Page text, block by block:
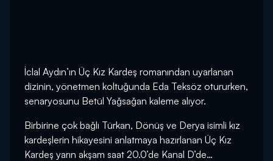
İclal Aydın’ın Üç Kız Kardeş romanından uyarlanan
dizinin, yönetmen koltuğunda Eda Teksöz otururken,
senaryosunu Betül Yağsağan kaleme alıyor.
Birbirine çok bağlı Türkan, Dönüş ve Derya isimli kız
kardeşlerin hikayesini anlatmaya hazırlanan Üç Kız
Kardeş yarın akşam saat 20.0’de Kanal D’de…